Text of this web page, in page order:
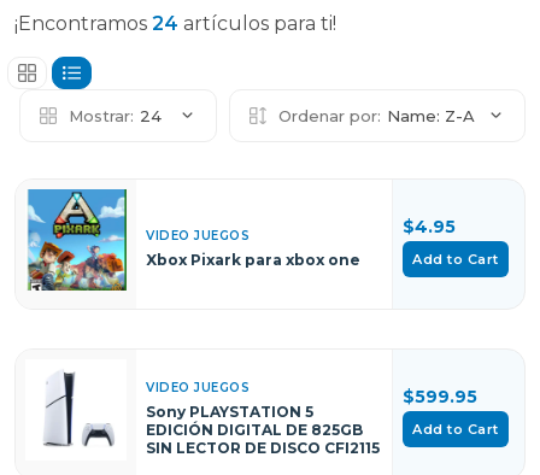
¡Encontramos 24 artículos para ti!
Mostrar: 24 Ordenar por: Name: Z-A
VIDEO JUEGOS
Xbox Pixark para xbox one
$4.95
Add to Cart
VIDEO JUEGOS
Sony PLAYSTATION 5
EDICIÓN DIGITAL DE 825GB
SIN LECTOR DE DISCO CFI2115
$599.95
Add to Cart